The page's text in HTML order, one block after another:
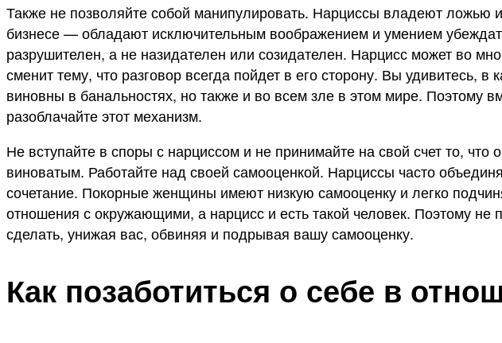
Также не позволяйте собой манипулировать. Нарциссы владеют
бизнесе — обладают исключительным воображением и умением
разрушителен, а не назидателен или созидателен. Нарцисс может во
сменит тему, что разговор всегда пойдет в его сторону. Вы удивитесь,
виновны в банальностях, но также и во всем зле в этом мире. Поэтому
разоблачайте этот механизм.
Не вступайте в споры с нарциссом и не принимайте на свой счет то, что
виноватым. Работайте над своей самооценкой. Нарциссы часто
сочетание. Покорные женщины имеют низкую самооценку и легко
отношения с окружающими, а нарцисс и есть такой человек. Поэтому
сделать, унижая вас, обвиняя и подрывая вашу самооценку.
Как позаботиться о себе в